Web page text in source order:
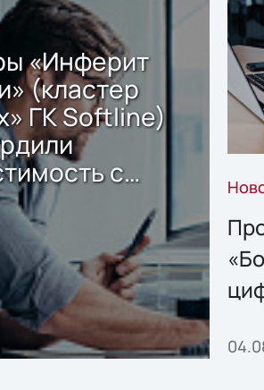
«Инферит
(кластер
ГК Softline)
с
Sharx
2.x для
данных